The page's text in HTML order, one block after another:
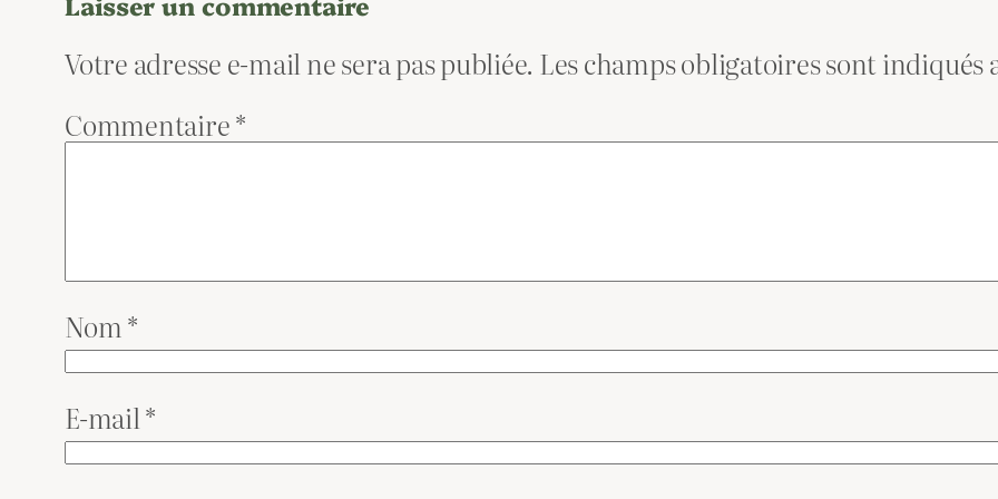
Votre adresse e-mail ne sera pas publiée. Les champs obligatoires sont indiqués
Commentaire*
Nom*
E-mail*